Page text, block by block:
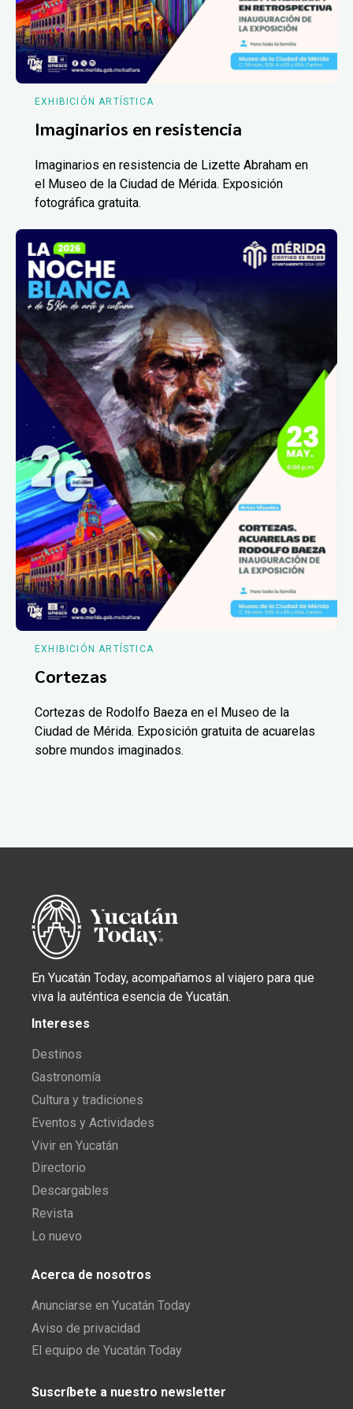
EXHIBICIÓN ARTÍSTICA
Imaginarios en resistencia
Imaginarios en resistencia de Lizette Abraham en
el Museo de la Ciudad de Mérida. Exposición
fotográfica gratuita.
EXHIBICIÓN ARTÍSTICA
Cortezas
Cortezas de Rodolfo Baeza en el Museo de la
Ciudad de Mérida. Exposición gratuita de acuarelas
sobre mundos imaginados.
En Yucatán Today, acompañamos al viajero para que
viva la auténtica esencia de Yucatán.
Intereses
Destinos
Gastronomía
Cultura y tradiciones
Eventos y Actividades
Vivir en Yucatán
Directorio
Descargables
Revista
Lo nuevo
Acerca de nosotros
Anunciarse en Yucatán Today
Aviso de privacidad
El equipo de Yucatán Today
Suscríbete a nuestro newsletter